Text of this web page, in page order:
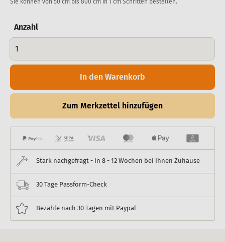
Sie können von 50 cm bis 800 cm in 1 cm Schritten bestellen.
Anzahl
In den Warenkorb
Zum Merkzettel hinzufügen
Stark nachgefragt - In 8 - 12 Wochen bei Ihnen Zuhause
30 Tage Passform-Check
Bezahle nach 30 Tagen mit Paypal